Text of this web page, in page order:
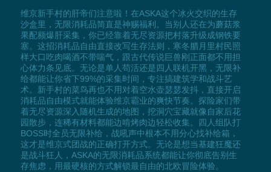
维京新手村的肝帝们注意啦！在ASKA这个冰火交织的生存
沙盒里，无限消耗品简直是神赐福利。当别人还在为蘑菇浆
果配额爆肝采集，你已经靠着无尽资源把村落升级成钢铁要
塞。这招消耗品自由直接改写生存法则，寒冬腊月里村民照
样大口吃肉喝酒不带喘气，跟古代传说巨兽刚正面都不用担
心体力条见底。无论是单人苟活还是四人联机开黑，无限补
给都能让你省下99%的采集时间，专注搞建筑学和战斗艺
术。新手村的菜鸟再也不用对着空水壶瑟瑟发抖，直接开启
消耗品自由模式就能体验维京霸业的爽快节奏。探险家们带
着无尽资源深入随机生成的地图，挖洞穴宝藏就像自家后花
园散步，连稀有材料都能边啃烤肉边轻松收集。四人组队打
BOSS时全员无限补给，战吼声中根本不用分心找补给箱，
这才是维京式团战的正确打开方式。无论是想当基建狂魔还
是战斗狂人，ASKA的无限消耗品系统都能让你彻底告别生
存焦虑，用最硬核的方式解锁最自由的北欧冒险体验。